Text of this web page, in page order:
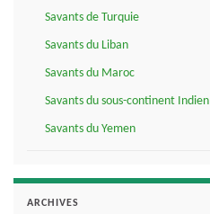
Savants de Turquie
Savants du Liban
Savants du Maroc
Savants du sous-continent Indien
Savants du Yemen
ARCHIVES